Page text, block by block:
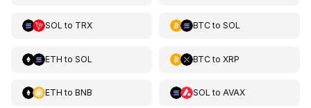
SOL to TRX BTCto SOL
ETH to SOL BTCto XRP
ETH to BNB SOL to AVAX